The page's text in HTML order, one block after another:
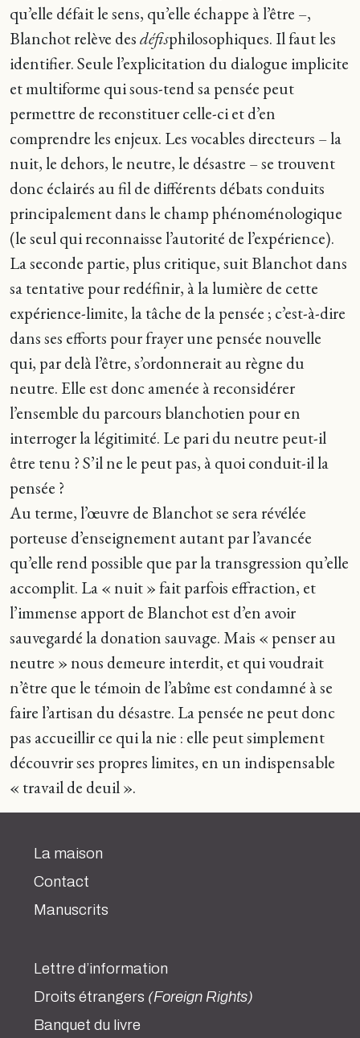
qu’elle défait le sens, qu’elle échappe à l’être –,
Blanchot relève desdéfisphilosophiques. Il faut les
identifier. Seule l’explicitation du dialogue implicite
et multiforme qui sous-tend sa pensée peut
permettre de reconstituer celle-ci et d’en
comprendre les enjeux. Les vocables directeurs – la
nuit, le dehors, le neutre, le désastre – se trouvent
donc éclairés au fil de différents débats conduits
principalement dans le champ phénoménologique
(le seul qui reconnaisse l’autorité de l’expérience).
La seconde partie, plus critique, suit Blanchot dans
sa tentative pour redéfinir, à la lumière de cette
expérience-limite, la tâche de la pensée ; c’est-à-dire
dans ses efforts pour frayer une pensée nouvelle
qui, par delà l’être, s’ordonnerait au règne du
neutre. Elle est donc amenée à reconsidérer
l’ensemble du parcours blanchotien pour en
interroger la légitimité. Le pari du neutre peut-il
être tenu ? S’il ne le peut pas, à quoi conduit-il la
pensée ?
Au terme, l’œuvre de Blanchot se sera révélée
porteuse d’enseignement autant par l’avancée
qu’elle rend possible que par la transgression qu’elle
accomplit. La « nuit » fait parfois effraction, et
l’immense apport de Blanchot est d’en avoir
sauvegardé la donation sauvage. Mais « penser au
neutre » nous demeure interdit, et qui voudrait
n’être que le témoin de l’abîme est condamné à se
faire l’artisan du désastre. La pensée ne peut donc
pas accueillir ce qui la nie : elle peut simplement
découvrir ses propres limites, en un indispensable
« travail de deuil ».
La maison
Contact
Manuscrits
Lettre d’information
Droits étrangers (Foreign Rights)
Banquet du livre